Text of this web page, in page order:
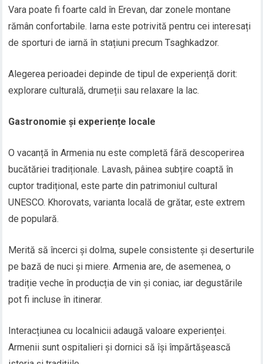
Vara poate fi foarte cald în Erevan, dar zonele montane
rămân confortabile. Iarna este potrivită pentru cei interesați
de sporturi de iarnă în stațiuni precum Tsaghkadzor.
Alegerea perioadei depinde de tipul de experiență dorit:
explorare culturală, drumeții sau relaxare la lac.
Gastronomie și experiențe locale
O vacanță în Armenia nu este completă fără descoperirea
bucătăriei tradiționale. Lavash, pâinea subțire coaptă în
cuptor tradițional, este parte din patrimoniul cultural
UNESCO. Khorovats, varianta locală de grătar, este extrem
de populară.
Merită să încerci și dolma, supele consistente și deserturile
pe bază de nuci și miere. Armenia are, de asemenea, o
tradiție veche în producția de vin și coniac, iar degustările
pot fi incluse în itinerar.
Interacțiunea cu localnicii adaugă valoare experienței.
Armenii sunt ospitalieri și dornici să își împărtășească